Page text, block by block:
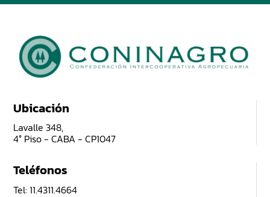
Ubicación
Lavalle 348,
4° Piso - CABA - CP1047
Teléfonos
Tel: 11.4311.4664